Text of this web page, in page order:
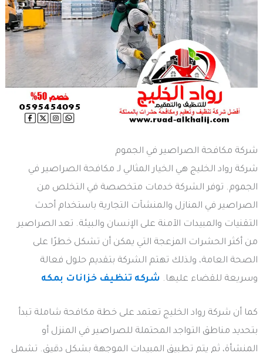
شركة مكافحة الصراصير في الجموم
شركة رواد الخليج هي الخيار المثالي لـ مكافحة الصراصير في
الجموم. توفر الشركة خدمات متخصصة في التخلص من
الصراصير في المنازل والمنشآت التجارية باستخدام أحدث
التقنيات والمبيدات الآمنة على الإنسان والبيئة. تعد الصراصير
من أكثر الحشرات المزعجة التي يمكن أن تشكل خطرًا على
الصحة العامة، ولذلك تهتم الشركة بتقديم حلول فعالة
وسريعة للقضاء عليها. شركه تنظيف خزانات بمكه
كما أن شركة رواد الخليج تعتمد على خطة مكافحة شاملة تبدأ
بتحديد مناطق التواجد المحتملة للصراصير في المنزل أو
المنشأة، ثم يتم تطبيق المبيدات الموجهة بشكل دقيق. تشمل